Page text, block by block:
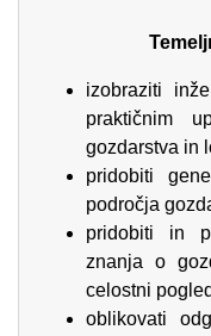
izobraziti
praktičnim
gozdarstva in
pridobiti
področja
pridobiti in
znanja o
celostni
oblikovati